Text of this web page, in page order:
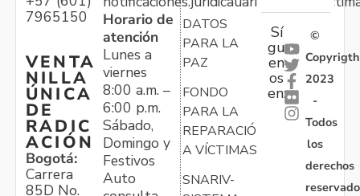
7965150
VENTA
NILLA
ÚNICA
DE
RADIC
ACIÓN
Bogotá:
Carrera
85D No.
Horario de
atención
Lunes a
viernes
8:00 a.m. –
6:00 p.m.
Sábado,
Domingo y
Festivos
Auto
DATOS
PARA LA
PAZ
FONDO
PARA LA
REPARACIÓN
A VÍCTIMAS
SNARIV-
Sí
gu
en
os
en:
©
Copyrigth
2023
-
Todos
los
derechos